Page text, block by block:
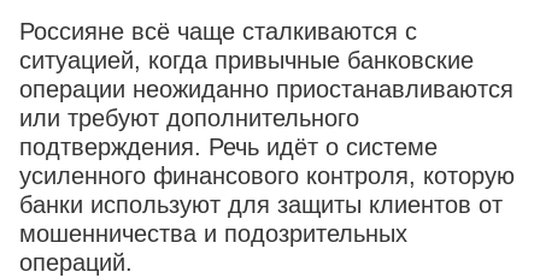
Россияне всё чаще сталкиваются с
ситуацией, когда привычные банковские
операции неожиданно приостанавливаются
или требуют дополнительного
подтверждения. Речь идёт о системе
усиленного финансового контроля, которую
банки используют для защиты клиентов от
мошенничества и подозрительных
операций.